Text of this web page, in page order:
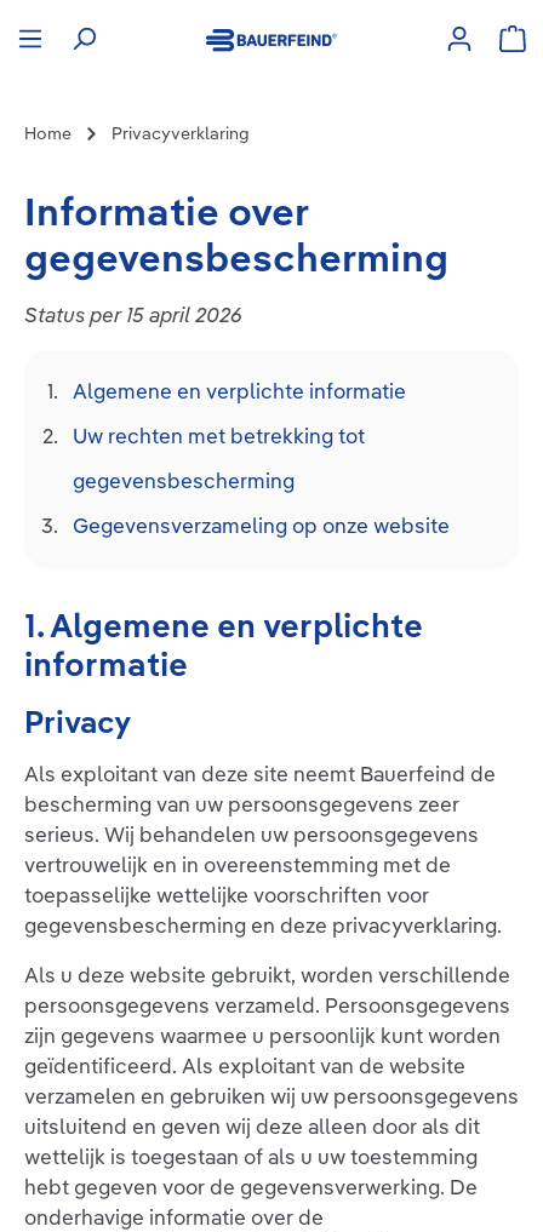
Home Privacyverklaring
Informatie over
gegevensbescherming
Status per 15 april 2026
Algemene en verplichte informatie
Uw rechten met betrekking tot
gegevensbescherming
Gegevensverzameling op onze website
1. Algemene en verplichte
informatie
Privacy
Als exploitant van deze site neemt Bauerfeind de
bescherming van uw persoonsgegevens zeer
serieus. Wij behandelen uw persoonsgegevens
vertrouwelijk en in overeenstemming met de
toepasselijke wettelijke voorschriften voor
gegevensbescherming en deze privacyverklaring.
Als u deze website gebruikt, worden verschillende
persoonsgegevens verzameld. Persoonsgegevens
zijn gegevens waarmee u persoonlijk kunt worden
geïdentificeerd. Als exploitant van de website
verzamelen en gebruiken wij uw persoonsgegevens
uitsluitend en geven wij deze alleen door als dit
wettelijk is toegestaan of als u uw toestemming
hebt gegeven voor de gegevensverwerking. De
onderhavige informatie over de